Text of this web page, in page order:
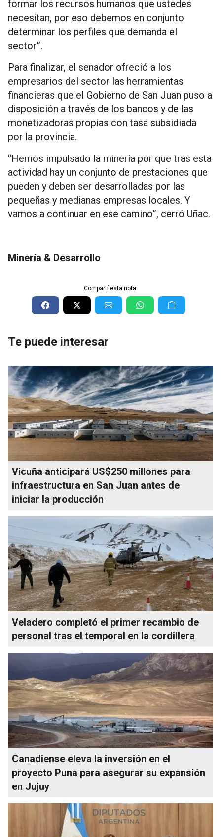
formar los recursos humanos que ustedes
necesitan, por eso debemos en conjunto
determinar los perfiles que demanda el
sector”.
Para finalizar, el senador ofreció a los
empresarios del sector las herramientas
financieras que el Gobierno de San Juan puso a
disposición a través de los bancos y de las
monetizadoras propias con tasa subsidiada
por la provincia.
“Hemos impulsado la minería por que tras esta
actividad hay un conjunto de prestaciones que
pueden y deben ser desarrolladas por las
pequeñas y medianas empresas locales. Y
vamos a continuar en ese camino”, cerró Uñac.
Minería & Desarrollo
Compartí esta nota:
Te puede interesar
Vicuña anticipará US$250 millones para
infraestructura en San Juan antes de
iniciar la producción
Veladero completó el primer recambio de
personal tras el temporal en la cordillera
Canadiense eleva la inversión en el
proyecto Puna para asegurar su expansión
en Jujuy